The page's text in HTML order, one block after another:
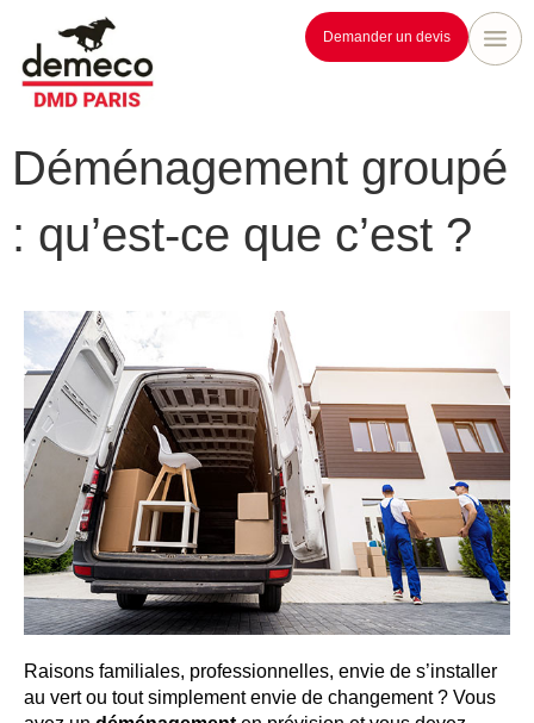
Demander un devis
Déménagement groupé
: qu’est-ce que c’est ?
Raisons familiales, professionnelles, envie de s’installer
au vert ou tout simplement envie de changement ? Vous